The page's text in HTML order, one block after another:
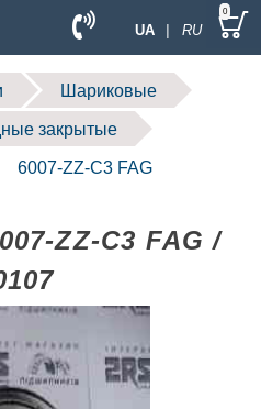
UA | RU
0
Шариковые
закрытые
6007-ZZ-C3 FAG
ZZ-C3 FAG /